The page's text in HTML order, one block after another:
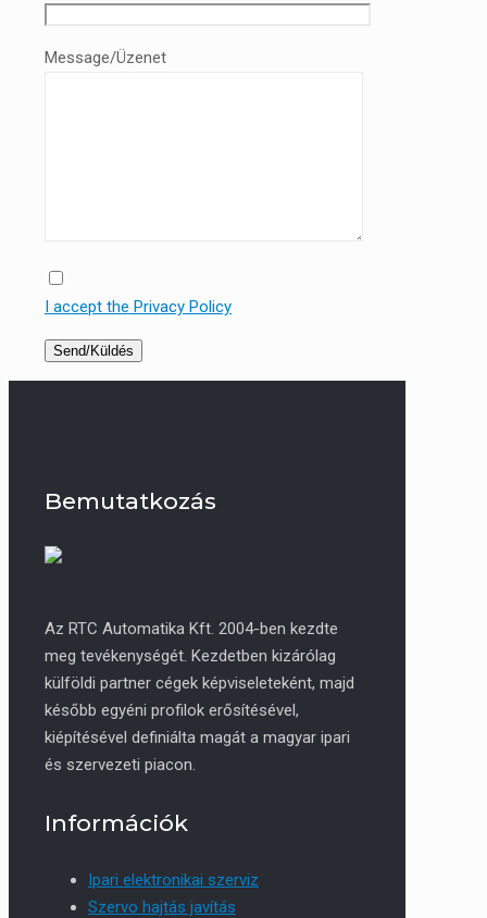
Message/Üzenet
I accept the Privacy Policy
Bemutatkozás
Az RTC Automatika Kft. 2004-ben kezdte
meg tevékenységét. Kezdetben kizárólag
külföldi partner cégek képviseleteként, majd
később egyéni profilok erősítésével,
kiépítésével definiálta magát a magyar ipari
és szervezeti piacon.
Információk
Ipari elektronikai szerviz
Szervo hajtás javítás